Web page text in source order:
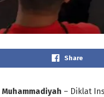
Share
Muhammadiyah – Diklat